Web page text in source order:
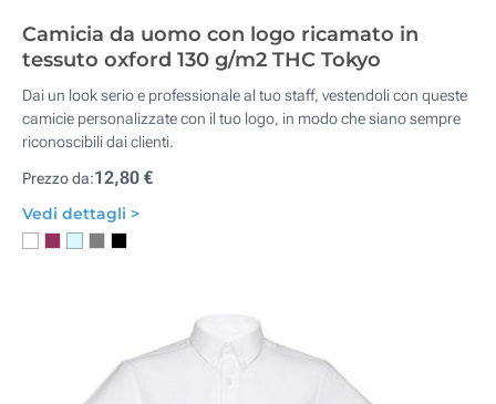
Camicia da uomo con logo ricamato in
tessuto oxford 130 g/m2 THC Tokyo
Dai un look serio e professionale al tuo staff, vestendoli con queste
camicie personalizzate con il tuo logo, in modo che siano sempre
riconoscibili dai clienti.
Prezzo da:12,80 €
Vedi dettagli >